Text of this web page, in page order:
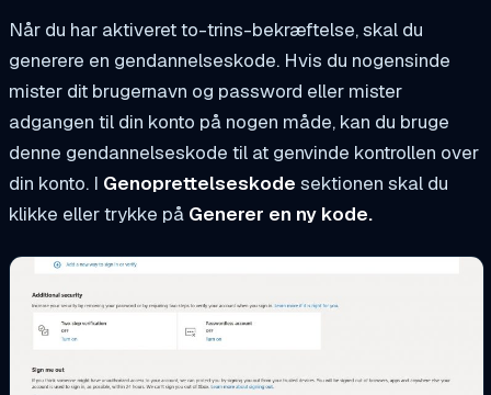
Når du har aktiveret to-trins-bekræftelse, skal du
generere en gendannelseskode. Hvis du nogensinde
mister dit brugernavn og password eller mister
adgangen til din konto på nogen måde, kan du bruge
denne gendannelseskode til at genvinde kontrollen over
din konto. I Genoprettelseskode sektionen skal du
klikke eller trykke på Generer en ny kode.